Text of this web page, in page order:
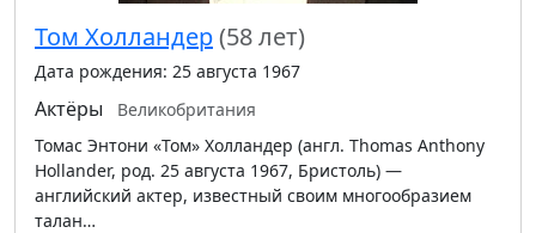
Том Холландер(58 лет)
Дата рождения: 25 августа 1967
Актёры
Великобритания
Томас Энтони «Том» Холландер (англ. Thomas Anthony
Hollander, род. 25 августа 1967, Бристоль) —
английский актер, известный своим многообразием
талан…